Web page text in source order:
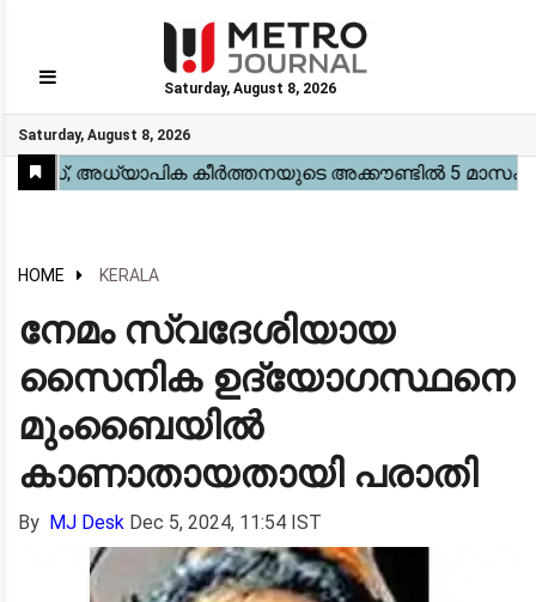
Saturday, August 8, 2026
Saturday, August 8, 2026
GO
Home
Kerala
National
Gulf
World
Sports
Movies
Health
Automobile
Travel
Education
Novel
Business
Technology
Webstory
HOME KERALA
നേമം സ്വദേശിയായ
സൈനിക ഉദ്യോഗസ്ഥനെ
മുംബൈയിൽ
കാണാതായതായി പരാതി
By MJ Desk Dec 5, 2024, 11:54 IST